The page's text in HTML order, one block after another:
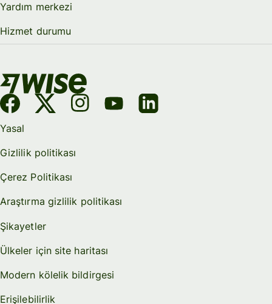
Yardım merkezi
Hizmet durumu
Yasal
Gizlilik politikası
Çerez Politikası
Araştırma gizlilik politikası
Şikayetler
Ülkeler için site haritası
Modern kölelik bildirgesi
Erişilebilirlik